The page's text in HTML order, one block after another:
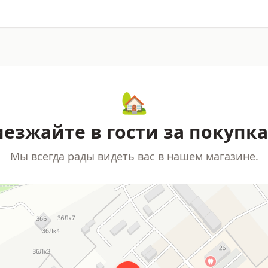
🏡
в гости за
Мы всегда рады видеть вас в нашем магазине.